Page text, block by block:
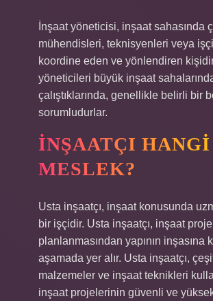
İnşaat yöneticisi, inşaat sahasında
mühendisleri, teknisyenleri veya
koordine eden ve yönlendiren
yöneticileri büyük inşaat
çalıştıklarında, genellikle belirli bir
sorumludurlar.
İNŞAATÇI HANGI
MESLEK?
Usta inşaatçı, inşaat konusunda
bir işçidir. Usta inşaatçı, inşaat
planlanmasından yapının inşasına
aşamada yer alır. Usta inşaatçı,
malzemeler ve inşaat teknikleri
inşaat projelerinin güvenli ve